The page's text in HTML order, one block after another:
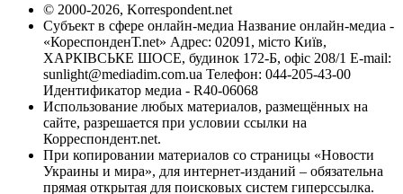
© 2000-2026, Korrespondent.net
Субъект в сфере онлайн-медиа Название онлайн-медиа -
«КореспонденТ.net» Адрес: 02091, місто Київ,
ХАРКІВСЬКЕ ШОСЕ, будинок 172-Б, офіс 208/1 E-mail:
sunlight@mediadim.com.ua Телефон: 044-205-43-00
Идентификатор медиа - R40-06068
Использование любых материалов, размещённых на
сайте, разрешается при условии ссылки на
Корреспондент.net.
При копировании материалов со страницы «Новости
Украины и мира», для интернет-изданий – обязательна
прямая открытая для поисковых систем гиперссылка.